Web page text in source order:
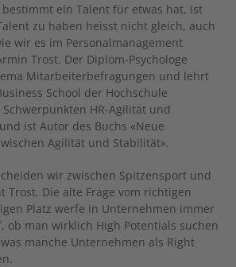
bestimmt ein Talent für etwas hat, ist
zu haben heisst nicht gleich, auch
wir es im Personalmanagement
Trost. Der Diplom-Psychologe
Mitarbeiterbefragungen und lehrt
School der Hochschule
HR-Agilität und
ist Autor des Buchs «Neue
Agilität und Stabilität».
wir zwischen Spitzensport und
Trost. Die alte Frage vom richtigen
Platz werfe in Unternehmen immer
ob man wirklich High Potentials suchen
manche Unternehmen als Right